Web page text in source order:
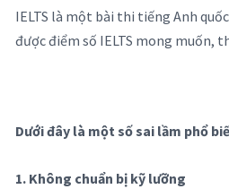
IELTS là một bài thi tiếng Anh
được điểm số IELTS mong muốn,
Dưới đây là một số sai lầm phổ
1. Không chuẩn bị kỹ lưỡng